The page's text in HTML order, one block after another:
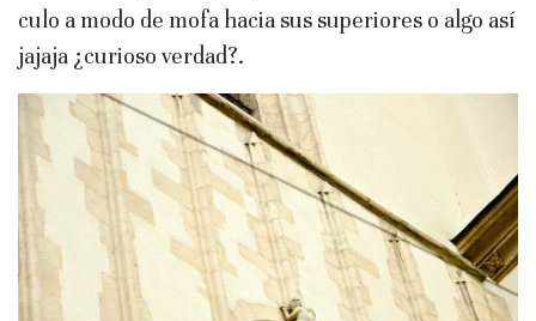
culo a modo de mofa hacia sus superiores o algo así
jajaja ¿curioso verdad?.